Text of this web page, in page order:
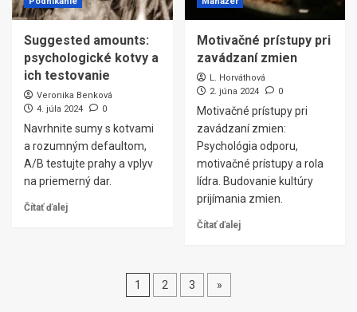
Suggested amounts:
psychologické kotvy a
ich testovanie
Veronika Benková
4. júla 2024
0
Navrhnite sumy s kotvami
a rozumným defaultom,
A/B testujte prahy a vplyv
na priemerný dar.
Čítať ďalej
Motivačné prístupy pri
zavádzaní zmien
L. Horváthová
2. júna 2024
0
Motivačné prístupy pri
zavádzaní zmien:
Psychológia odporu,
motivačné prístupy a rola
lídra. Budovanie kultúry
prijímania zmien.
Čítať ďalej
Stránkovanie
1 2 3 »